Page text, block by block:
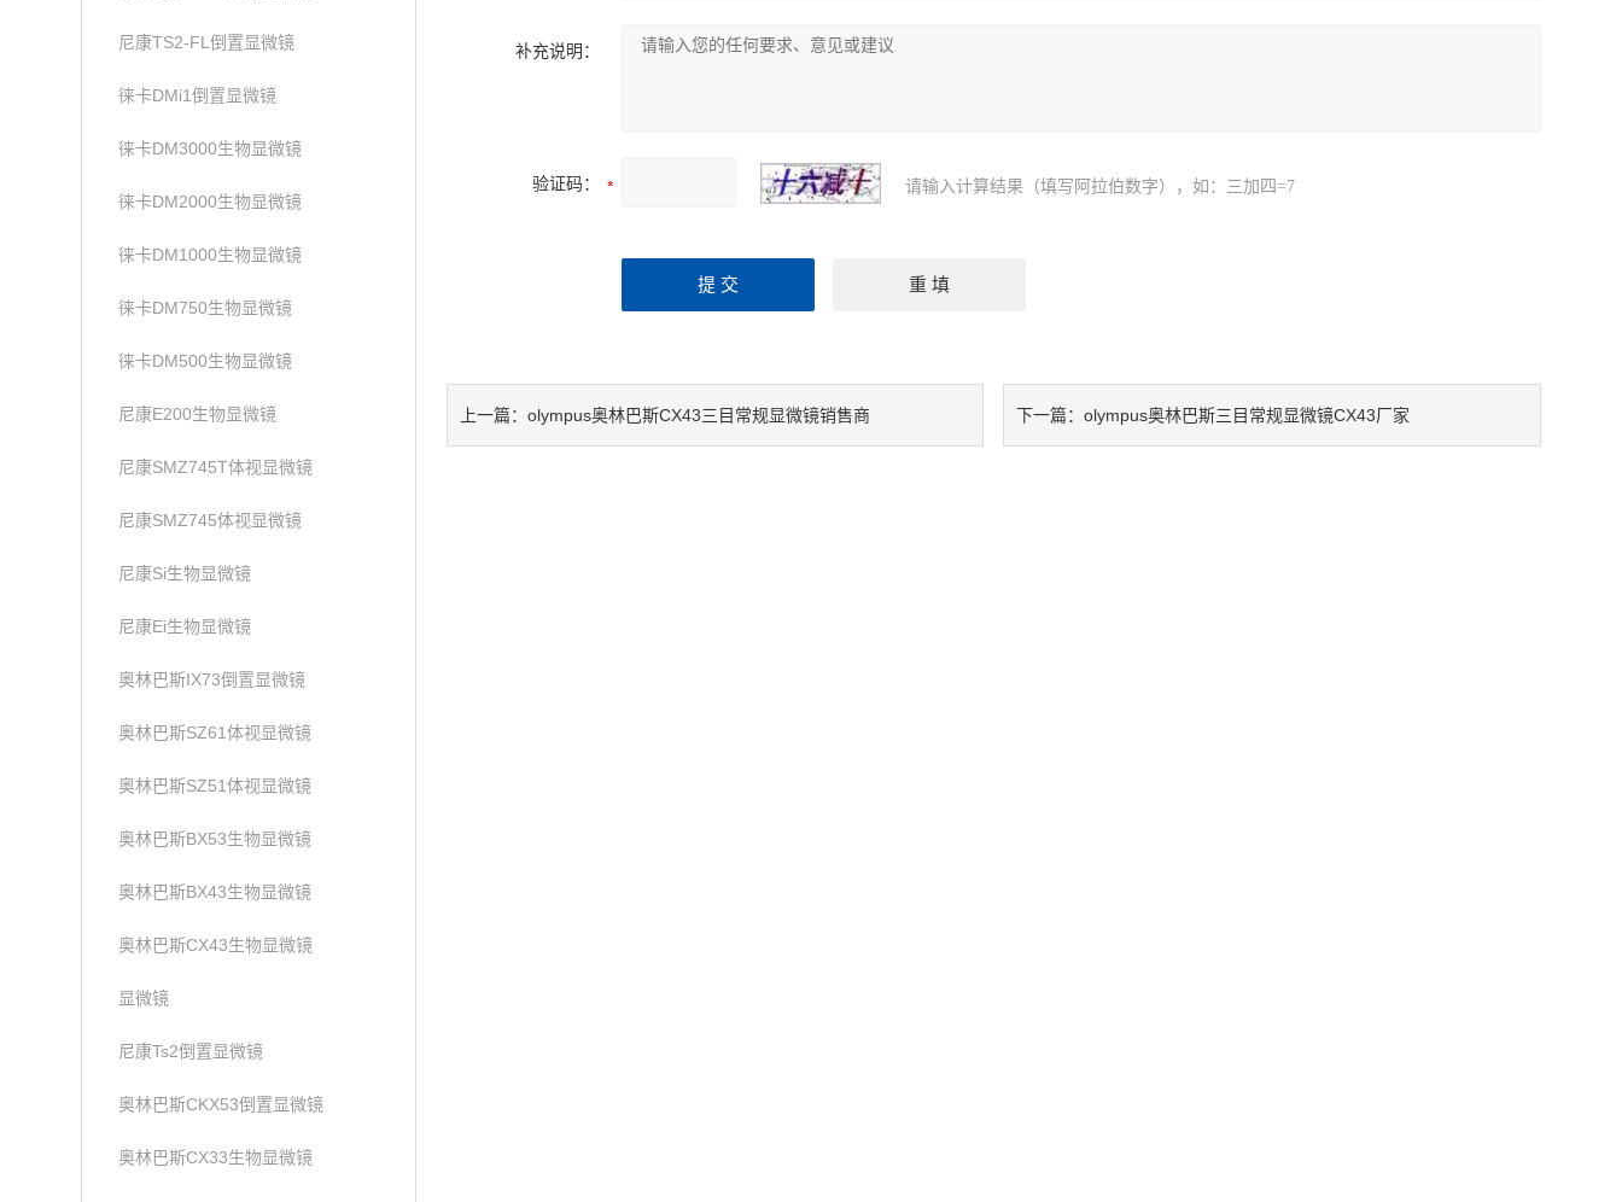
尼康TS2-FL倒置显微镜
徕卡DMi1倒置显微镜
徕卡DM3000生物显微镜
徕卡DM2000生物显微镜
徕卡DM1000生物显微镜
徕卡DM750生物显微镜
徕卡DM500生物显微镜
尼康E200生物显微镜
尼康SMZ745T体视显微镜
尼康SMZ745体视显微镜
尼康Si生物显微镜
尼康Ei生物显微镜
奥林巴斯IX73倒置显微镜
奥林巴斯SZ61体视显微镜
奥林巴斯SZ51体视显微镜
奥林巴斯BX53生物显微镜
奥林巴斯BX43生物显微镜
奥林巴斯CX43生物显微镜
显微镜
尼康Ts2倒置显微镜
奥林巴斯CKX53倒置显微镜
奥林巴斯CX33生物显微镜
补充说明：
验证码： 请输入计算结果（填写阿拉伯数字），如：三加四=7
上一篇： olympus奥林巴斯CX43三目常规显微镜销售商 下一篇：olympus奥林巴斯三目常规显微镜CX43厂家